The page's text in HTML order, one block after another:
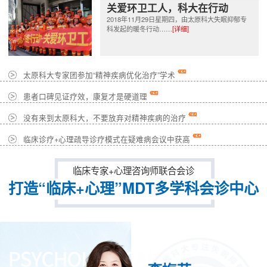
关爱环卫工人，科大在行动
2018年11月29日星期四，由太原科大失眠抑郁专
科发起的暖冬行动……[详细]
太原科大专家团参加“精神疾病优化治疗”学术
患者口碑见证疗效，康复才是硬道理
没有来到太原科大，不要放弃对精神疾病的治疗
临床诊疗+心理疏导诊疗模式在疑难病会议中获高
临床专家+心理咨询师联合会诊
打造“临床+心理”MDT多学科会诊中心